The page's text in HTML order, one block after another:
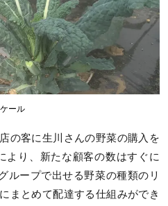
ケール
の客に生川さんの野菜の購入を
より、新たな顧客の数はすぐに
ループで出せる野菜の種類のリ
まとめて配達する仕組みができ